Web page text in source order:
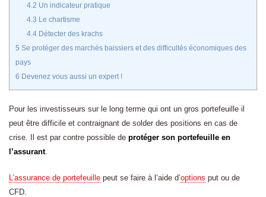
4.2 Un indicateur pratique
4.3 Le chartisme
4.4Détecter des krachs
5 Se protéger des marchés baissiers et des difficultés économiques des
pays
6 Devenez vous aussi un expert !
Pour les investisseurs sur le long terme qui ont un gros portefeuille il
peut être difficile et contraignant de solder des positions en cas de
crise. Il est par contre possible de protéger son portefeuille en
l’assurant.
L’assurance de portefeuille peut se faire à l’aide d’options put ou de
CFD.